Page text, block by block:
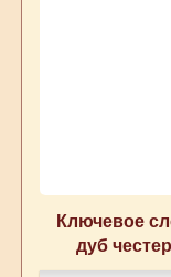
Ключевое
дуб